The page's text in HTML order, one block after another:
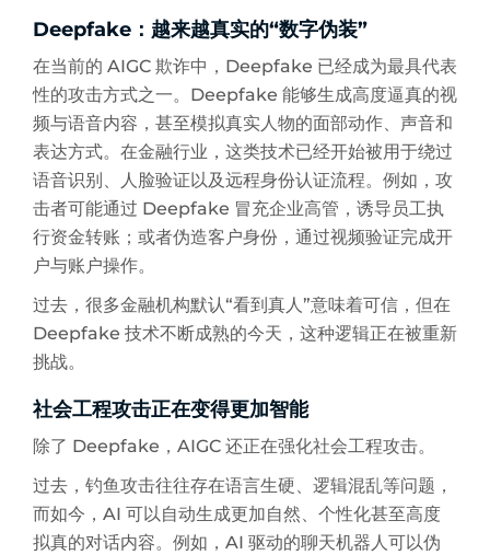
Deepfake：越来越真实的“数字伪装”
在当前的 AIGC 欺诈中，Deepfake 已经成为最具代表
性的攻击方式之一。Deepfake 能够生成高度逼真的视
频与语音内容，甚至模拟真实人物的面部动作、声音和
表达方式。在金融行业，这类技术已经开始被用于绕过
语音识别、人脸验证以及远程身份认证流程。例如，攻
击者可能通过 Deepfake 冒充企业高管，诱导员工执
行资金转账；或者伪造客户身份，通过视频验证完成开
户与账户操作。
过去，很多金融机构默认“看到真人”意味着可信，但在
Deepfake 技术不断成熟的今天，这种逻辑正在被重新
挑战。
社会工程攻击正在变得更加智能
除了 Deepfake，AIGC 还正在强化社会工程攻击。
过去，钓鱼攻击往往存在语言生硬、逻辑混乱等问题，
而如今，AI 可以自动生成更加自然、个性化甚至高度
拟真的对话内容。例如，AI 驱动的聊天机器人可以伪